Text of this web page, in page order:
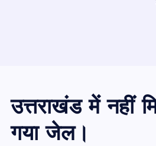
उत्तराखंड में नहीं
गया जेल।